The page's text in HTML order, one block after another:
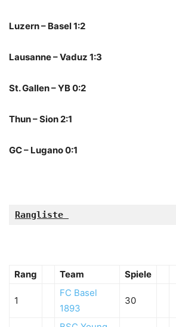
Luzern – Basel 1:2
Lausanne – Vaduz 1:3
St. Gallen – YB 0:2
Thun – Sion 2:1
GC – Lugano 0:1
Rangliste
Rang Team Spiele
1
FC Basel
1893
30